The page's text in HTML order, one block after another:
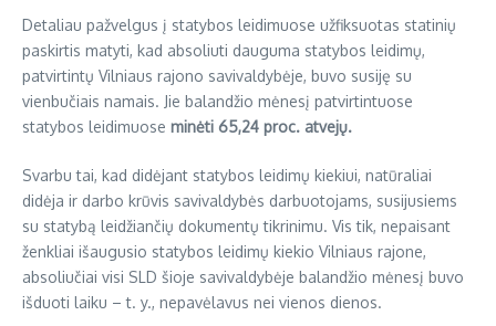
Detaliau pažvelgus į statybos leidimuose užfiksuotas statinių
paskirtis matyti, kad absoliuti dauguma statybos leidimų,
patvirtintų Vilniaus rajono savivaldybėje, buvo susiję su
vienbučiais namais. Jie balandžio mėnesį patvirtintuose
statybos leidimuose minėti 65,24 proc. atvejų.
Svarbu tai, kad didėjant statybos leidimų kiekiui, natūraliai
didėja ir darbo krūvis savivaldybės darbuotojams, susijusiems
su statybą leidžiančių dokumentų tikrinimu. Vis tik, nepaisant
ženkliai išaugusio statybos leidimų kiekio Vilniaus rajone,
absoliučiai visi SLD šioje savivaldybėje balandžio mėnesį buvo
išduoti laiku – t. y., nepavėlavus nei vienos dienos.